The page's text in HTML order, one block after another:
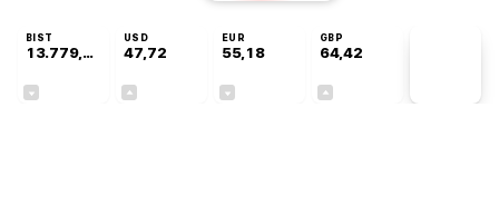
BIST
13.779,39
USD
47,72
EUR
55,18
GBP
64,42